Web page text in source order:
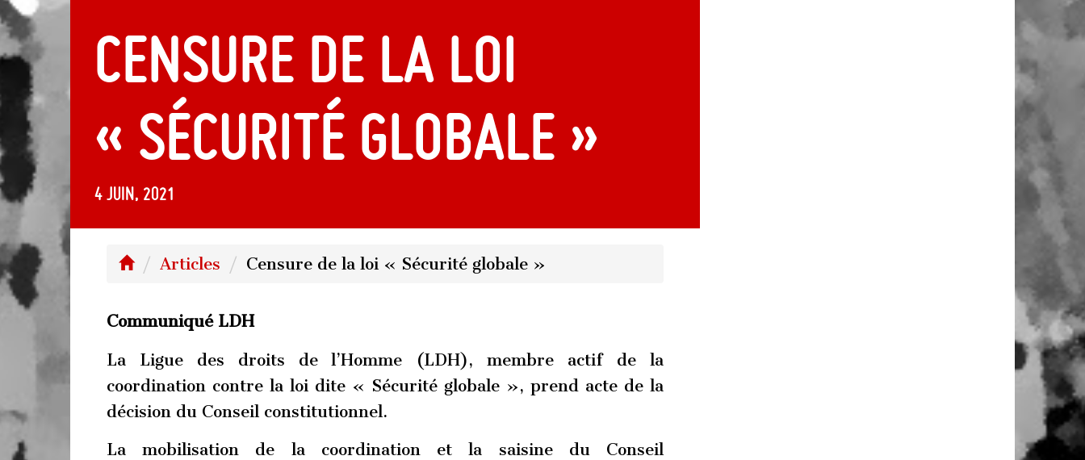
Censure de la loi
« Sécurité globale »
4 juin, 2021
Articles Censure de la loi « Sécurité globale »
Communiqué LDH
La Ligue des droits de l’Homme (LDH), membre actif de la
coordination contre la loi dite « Sécurité globale », prend acte de la
décision du Conseil constitutionnel.
La mobilisation de la coordination et la saisine du Conseil